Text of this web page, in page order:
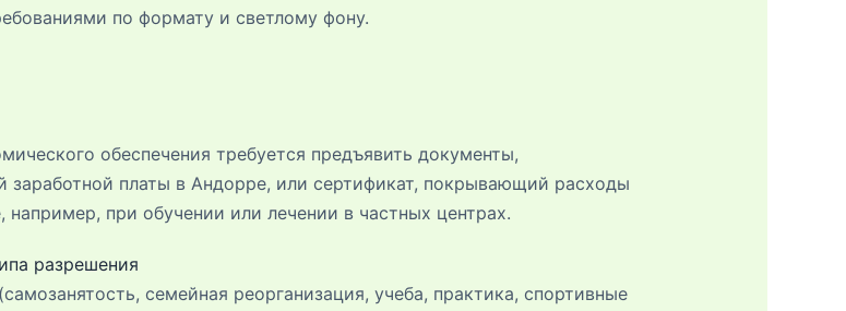
по формату и светлому фону.
обеспечения требуется предъявить документы,
платы в Андорре, или сертификат, покрывающий расходы
при обучении или лечении в частных центрах.
разрешения
семейная реорганизация, учеба, практика, спортивные